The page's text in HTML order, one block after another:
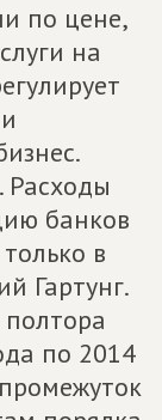
по цене,
на
Расходы
банков
в
Гартунг.
по 2014